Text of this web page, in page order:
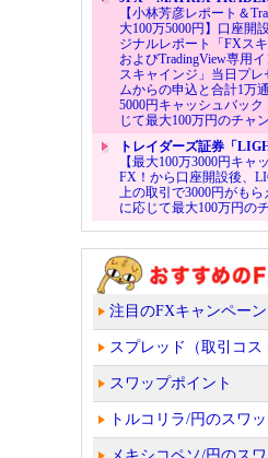
【小林芳彦レポート＆
大100万5000円】口座開
ジナルレポート「FXス
およびTradingView専用
スキャインジ」当日プ
ムからの申込と合計1万
5000円キャッシュバッ
じて最大100万円のチャ
トレイダーズ証券「
【最大100万3000円キャ
FX！から口座開設後、
上の取引で3000円がも
に応じて最大100万円の
注目のFXキャンペーン
スプレッド（取引コス
スワップポイント
トルコリラ/円のスワ